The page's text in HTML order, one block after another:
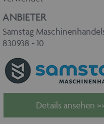
ANBIETER
Samstag
830938 - 10
Details ansehen